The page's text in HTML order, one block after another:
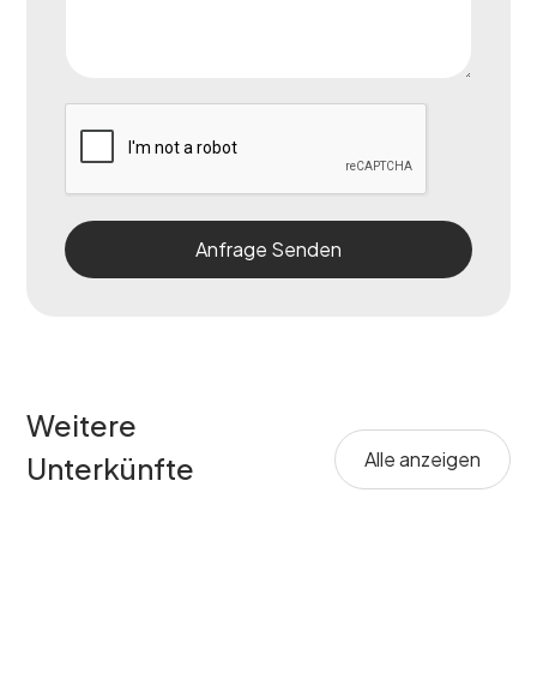
Weitere
Unterkünfte
Alle anzeigen